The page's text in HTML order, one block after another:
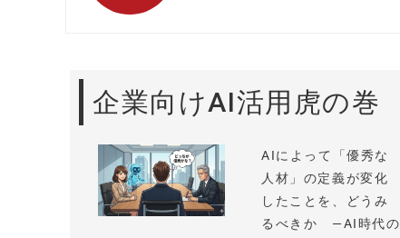
企業向けAI活用虎の巻
AIによって「優秀な
人材」の定義が変化
したことを、どうみ
るべきか —AI時代の